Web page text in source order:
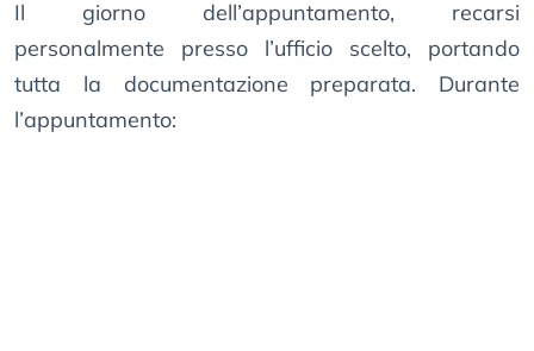
Il giorno dell’appuntamento, recarsi
personalmente presso l’ufficio scelto, portando
tutta la documentazione preparata. Durante
l’appuntamento: